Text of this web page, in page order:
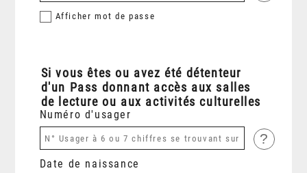
Afficher mot de passe
Si vous êtes ou avez été détenteur
d'un Pass donnant accès aux salles
de lecture ou aux activités culturelles
Numéro d'usager
?
Date de naissance